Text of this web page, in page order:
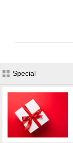
Special